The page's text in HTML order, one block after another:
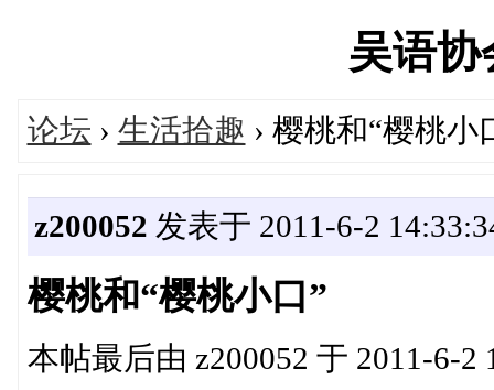
吴语
论坛 › 生活拾趣 › 樱桃和“樱桃小
z200052 发表于 2011-6-2
樱桃和“樱桃小口”
本帖最后由 z200052 于 2011-6-2